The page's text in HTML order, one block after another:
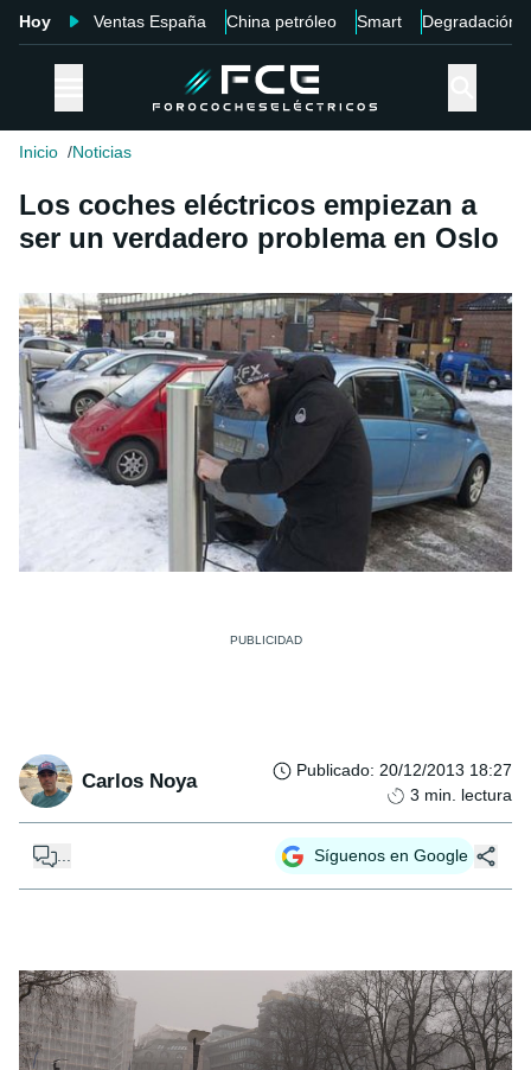
Hoy Ventas España China petróleo Smart Degradación
Inicio Noticias
Los coches eléctricos empiezan a
ser un verdadero problema en Oslo
Carlos Noya Publicado: 20/12/2013 18:27
3 min. lectura
Síguenos en Google